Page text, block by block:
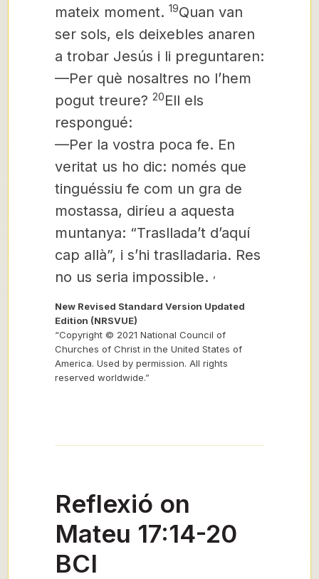
mateix moment. 19Quan van
ser sols, els deixebles anaren
a trobar Jesús i li preguntaren:
—Per què nosaltres no l’hem
pogut treure? 20Ell els
respongué:
—Per la vostra poca fe. En
veritat us ho dic: només que
tinguéssiu fe com un gra de
mostassa, diríeu a aquesta
muntanya: “Trasllada’t d’aquí
cap allà”, i s’hi traslladaria. Res
no us seria impossible.
New Revised Standard Version Updated
Edition (NRSVUE)
“Copyright © 2021 National Council of
Churches of Christ in the United States of
America. Used by permission. All rights
reserved worldwide.”
Reflexió on
Mateu 17:14-20
BCI